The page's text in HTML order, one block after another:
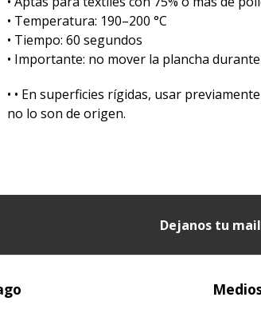
•⁠ ⁠Temperatura: 190–200 °C
•⁠ ⁠Tiempo: 60 segundos
•⁠ ⁠Importante: no mover la plancha
•⁠ ⁠• En superficies rígidas, usar
no lo son de origen.
Dejanos tu